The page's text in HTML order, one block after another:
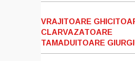
VRAJITOARE
CLARVAZATOARE
TAMADUITOARE